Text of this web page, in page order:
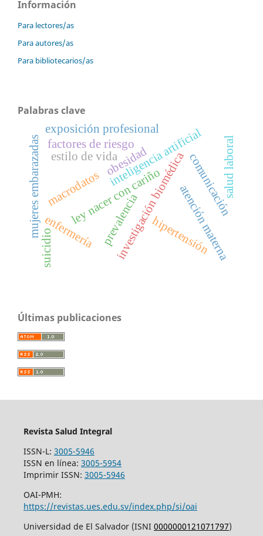
Información
Para lectores/as
Para autores/as
Para bibliotecarios/as
Palabras clave
investigación biomédica
inteligencia artificial
macrodatos
ley nacer con cariño
enfermería atención materna
mujeres embarazadas obesidad
factores de riesgo
prevalencia hipertensión
estilo de vida comunicación
salud laboral
exposición profesional
suicidio
Últimas publicaciones
Revista Salud Integral
ISSN-L: 3005-5946
ISSN en línea: 3005-5954
Imprimir ISSN: 3005-5946
OAI-PMH:
https://revistas.ues.edu.sv/index.php/si/oai
Universidad de El Salvador (ISNI 0000000121071797)